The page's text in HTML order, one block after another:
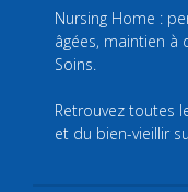
Nursing Home :
âgées, maintien à
Soins.
Retrouvez toutes
et du bien-vieillir